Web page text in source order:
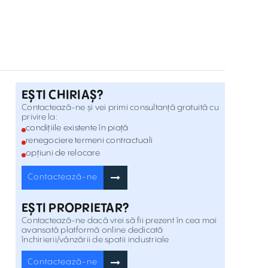
Inchiriere
Spatiu industrial de inchiriat Vidrasau
Mures
Vidrasau, Mures , Centru
Industrial space for rent Sibiu Cisnadie
Strada Transilvaniei, Cisnadie , Centru
Hala de inchiriat Cisnadie Sibiu
Strada Transilvaniei, Cisnadie , Centru
Industrial warehouse for rent Sibiu West
EȘTI CHIRIAȘ?
Contactează-ne și vei primi consultanță gratuită cu
privire la:
condițiile existente în piață
renegociere termeni contractuali
opțiuni de relocare
Contactează-ne
EȘTI PROPRIETAR?
Contactează-ne dacă vrei să fii prezent în cea mai
avansată platformă online dedicată
închirierii/vânzării de spatii industriale
Contactează-ne